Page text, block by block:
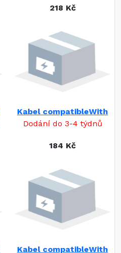
218 Kč
Kabel compatibleWith
Dodání do 3-4 týdnů
184 Kč
Kabel compatibleWith